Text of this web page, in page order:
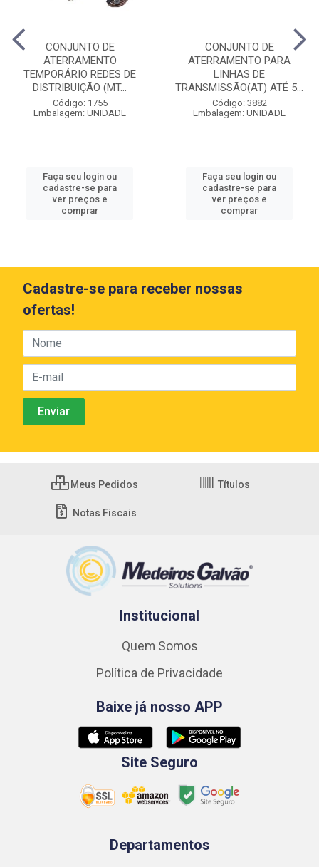
CONJUNTO DE
ATERRAMENTO
TEMPORÁRIO REDES DE
DISTRIBUIÇÃO (MT...
Código: 1755
Embalagem: UNIDADE
Faça seu login ou
cadastre-se para
ver preços e
comprar
CONJUNTO DE
ATERRAMENTO PARA
LINHAS DE
TRANSMISSÃO(AT) ATÉ 5...
Código: 3882
Embalagem: UNIDADE
Faça seu login ou
cadastre-se para
ver preços e
comprar
Cadastre-se para receber nossas
ofertas!
Meus Pedidos Títulos
Notas Fiscais
Institucional
Quem Somos
Política de Privacidade
Baixe já nosso APP
Site Seguro
Departamentos